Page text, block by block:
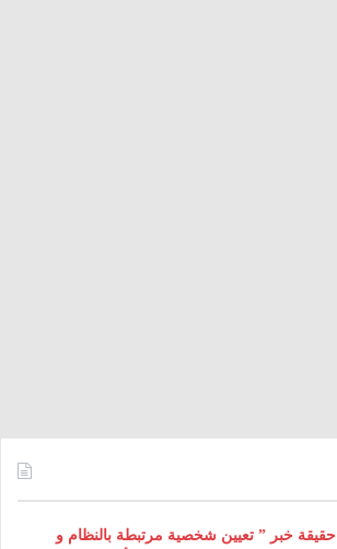
حقيقة خبر ” تعيين شخصية مرتبطة بالنظام و